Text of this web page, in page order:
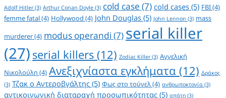
Adolf Hitler(3) Arthur Conan Doyle (3) cold case (7) cold cases (5) FBI(4)
femme fatal(4) Hollywood (4) John Douglas (5) John Lennon (3) mass
murderer(4) modus operandi (7) serial killer
(27) serial killers (12) Zodiac Killer(3) Αγγελική
Νικολούλη (4) Ανεξιχνίαστα εγκλήματα (12) Δράκος
(3) Τζακ ο Αντεροβγάλτης (5) Φως στο τούνελ(4) ανθρωποκτονία (3)
αντικοινωνική διαταραχή προσωπικότητας (5) απάτη (3)